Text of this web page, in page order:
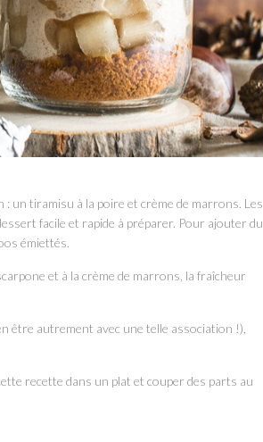
un tiramisu à la poire et crème de marrons. Les
facile et rapide à préparer. Pour ajouter du
émiettés.
et à la crème de marrons, la fraîcheur
être autrement avec une telle association !),
recette dans un plat et couper des parts au